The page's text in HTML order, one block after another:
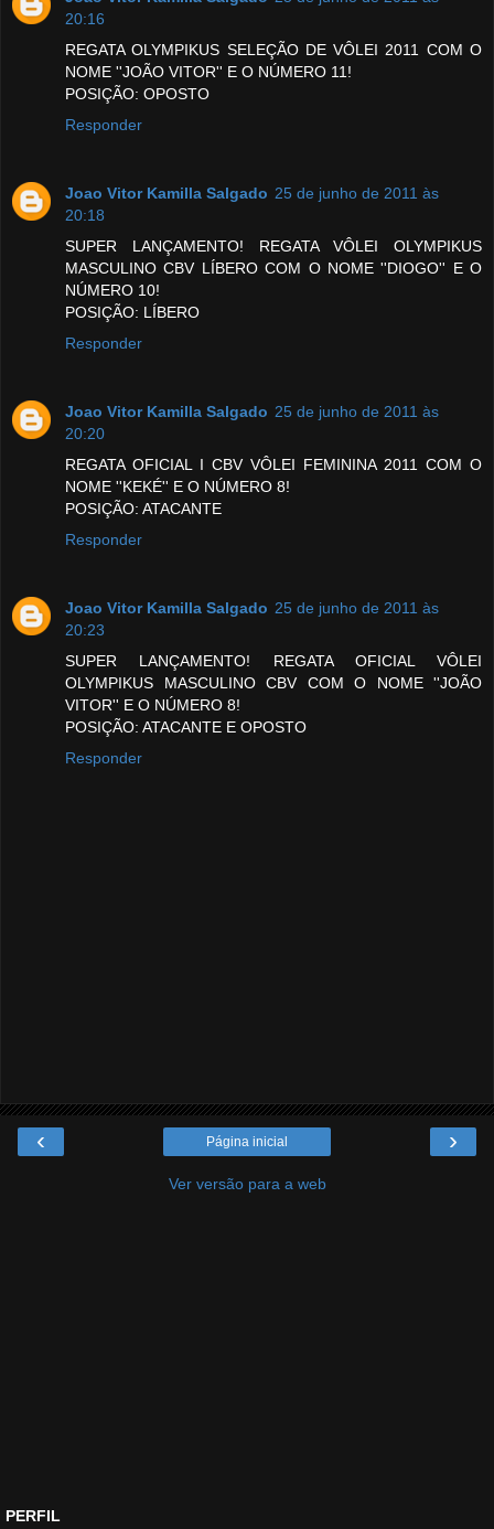
20:16
REGATA OLYMPIKUS SELEÇÃO DE VÔLEI 2011 COM O
NOME ''JOÃO VITOR'' E O NÚMERO 11!
POSIÇÃO: OPOSTO
Responder
Joao Vitor Kamilla Salgado 25 de junho de 2011 às
20:18
SUPER LANÇAMENTO! REGATA VÔLEI OLYMPIKUS
MASCULINO CBV LÍBERO COM O NOME ''DIOGO'' E O
NÚMERO 10!
POSIÇÃO: LÍBERO
Responder
Joao Vitor Kamilla Salgado 25 de junho de 2011 às
20:20
REGATA OFICIAL I CBV VÔLEI FEMININA 2011 COM O
NOME ''KEKÉ'' E O NÚMERO 8!
POSIÇÃO: ATACANTE
Responder
Joao Vitor Kamilla Salgado 25 de junho de 2011 às
20:23
SUPER LANÇAMENTO! REGATA OFICIAL VÔLEI
OLYMPIKUS MASCULINO CBV COM O NOME ''JOÃO
VITOR'' E O NÚMERO 8!
POSIÇÃO: ATACANTE E OPOSTO
Responder
‹ ›
Página inicial
Ver versão para a web
PERFIL